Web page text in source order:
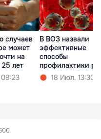
случаев
может
на
25 лет
В ВОЗ назвали
эффективные
способы
профилактики
18 Июл. 13:30